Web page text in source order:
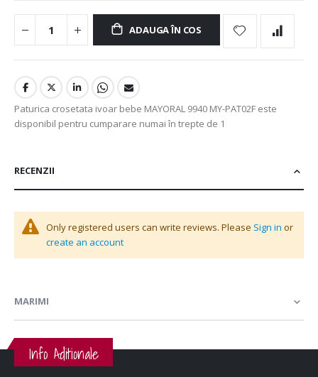
ADAUGA ÎN COS
Paturica crosetata ivoar bebe MAYORAL 9940 MY-PAT02F este
disponibil pentru cumparare numai în trepte de 1
RECENZII
Only registered users can write reviews. Please Sign in or
create an account
MARIMI
Info Aditionale